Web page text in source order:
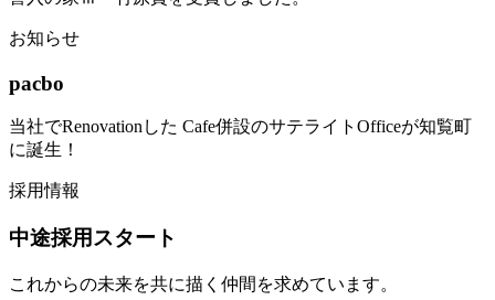
お知らせ
pacbo
当社でRenovationした Cafe併設のサテライトOfficeが知覧町
に誕生！
採用情報
中途採用スタート
これからの未来を共に描く仲間を求めています。